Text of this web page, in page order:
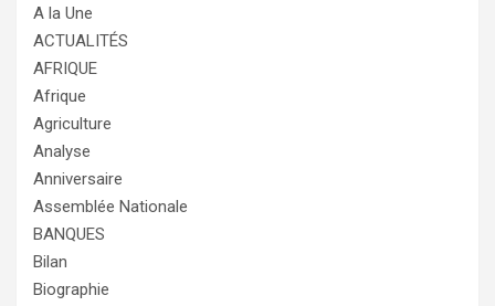
A la Une
ACTUALITÉS
AFRIQUE
Afrique
Agriculture
Analyse
Anniversaire
Assemblée Nationale
BANQUES
Bilan
Biographie